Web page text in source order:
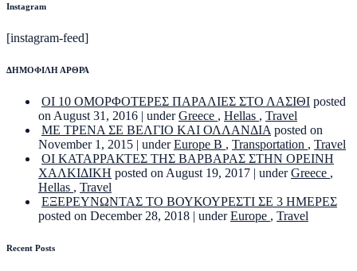
Instagram
[instagram-feed]
ΔΗΜΟΦΙΛΗ ΑΡΘΡΑ
ΟΙ 10 ΟΜΟΡΦΟΤΕΡΕΣ ΠΑΡΑΛΙΕΣ ΣΤΟ ΛΑΣΙΘΙ posted
on August 31, 2016 | underGreece , Hellas , Travel
ΜΕ ΤΡΕΝΑ ΣΕ ΒΕΛΓΙΟ ΚΑΙ ΟΛΛΑΝΔΙΑ posted on
November 1, 2015 | underEurope B , Transportation , Travel
ΟΙ ΚΑΤΑΡΡΑΚΤΕΣ ΤΗΣ ΒΑΡΒΑΡΑΣ ΣΤΗΝ ΟΡΕΙΝΗ
ΧΑΛΚΙΔΙΚΗ posted on August 19, 2017 | underGreece ,
Hellas , Travel
ΕΞΕΡΕΥΝΩΝΤΑΣ ΤΟ ΒΟΥΚΟΥΡΕΣΤΙ ΣΕ 3 ΗΜΕΡΕΣ
posted on December 28, 2018 | underEurope , Travel
Recent Posts